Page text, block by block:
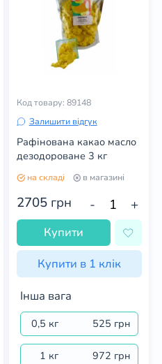
Код товару: 89148
Залишити відгук
Рафінована какао масло
дезодороване 3 кг
на складі в магазині
2705 грн - +
Купити
Купити в 1 клік
Інша вага
0,5 кг 525 грн
1 кг 972 грн